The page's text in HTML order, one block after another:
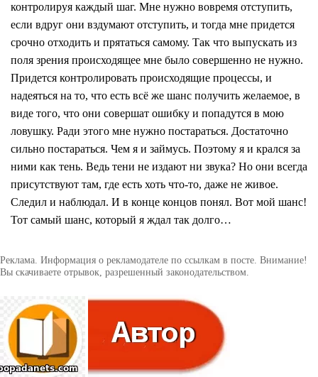
контролируя каждый шаг. Мне нужно вовремя отступить,
если вдруг они вздумают отступить, и тогда мне придется
срочно отходить и прятаться самому. Так что выпускать из
поля зрения происходящее мне было совершенно не нужно.
Придется контролировать происходящие процессы, и
надеяться на то, что есть всё же шанс получить желаемое, в
виде того, что они совершат ошибку и попадутся в мою
ловушку. Ради этого мне нужно постараться. Достаточно
сильно постараться. Чем я и займусь. Поэтому я и крался за
ними как тень. Ведь тени не издают ни звука? Но они всегда
присутствуют там, где есть хоть что-то, даже не живое.
Следил и наблюдал. И в конце концов понял. Вот мой шанс!
Тот самый шанс, который я ждал так долго…
Реклама. Информация о рекламодателе по ссылкам в посте. Внимание!
Вы скачиваете отрывок, разрешенный законодательством.